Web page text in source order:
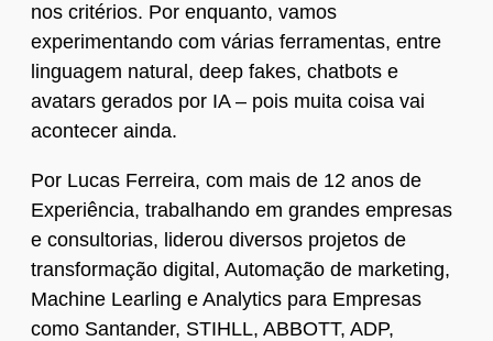
nos critérios. Por enquanto, vamos
experimentando com várias ferramentas, entre
linguagem natural, deep fakes, chatbots e
avatars gerados por IA – pois muita coisa vai
acontecer ainda.
Por Lucas Ferreira, com mais de 12 anos de
Experiência, trabalhando em grandes empresas
e consultorias, liderou diversos projetos de
transformação digital, Automação de marketing,
Machine Learling e Analytics para Empresas
como Santander, STIHLL, ABBOTT, ADP,